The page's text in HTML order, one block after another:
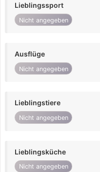
Lieblingssport
Nicht angegeben
Ausflüge
Nicht angegeben
Lieblingstiere
Nicht angegeben
Lieblingsküche
Nicht angegeben